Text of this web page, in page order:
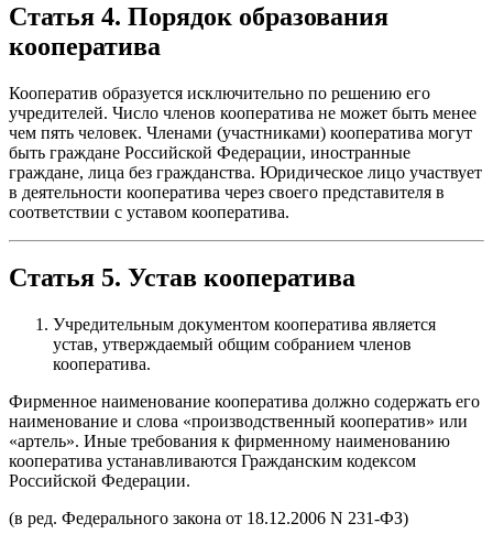
Статья 4. Порядок образования
кооператива
Кооператив образуется исключительно по решению его
учредителей. Число членов кооператива не может быть менее
чем пять человек. Членами (участниками) кооператива могут
быть граждане Российской Федерации, иностранные
граждане, лица без гражданства. Юридическое лицо участвует
в деятельности кооператива через своего представителя в
соответствии с уставом кооператива.
Статья 5. Устав кооператива
Учредительным документом кооператива является
устав, утверждаемый общим собранием членов
кооператива.
Фирменное наименование кооператива должно содержать его
наименование и слова «производственный кооператив» или
«артель». Иные требования к фирменному наименованию
кооператива устанавливаются Гражданским кодексом
Российской Федерации.
(в ред. Федерального закона от 18.12.2006 N 231-ФЗ)